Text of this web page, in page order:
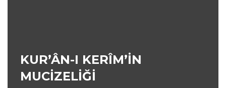
KUR’ÂN-I KERÎM’İN
MUCİZELİĞİ